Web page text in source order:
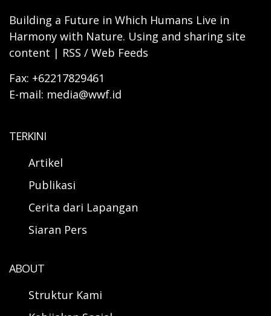
Building a Future in Which Humans Live in
Harmony with Nature. Using and sharing site
content | RSS / Web Feeds
Fax: +62217829461
E-mail: media@wwf.id
TERKINI
Artikel
Publikasi
Cerita dari Lapangan
Siaran Pers
ABOUT
Struktur Kami